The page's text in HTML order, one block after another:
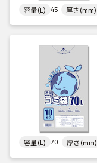
容量(L) 45 厚さ(mm)
容量(L) 70 厚さ(mm)